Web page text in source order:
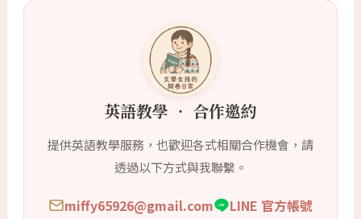
英語教學 ‧ 合作邀約
提供英語教學服務，也歡迎各式相關合作機會，請
透過以下方式與我聯繫。
miffy65926@gmail.com LINE 官方帳號